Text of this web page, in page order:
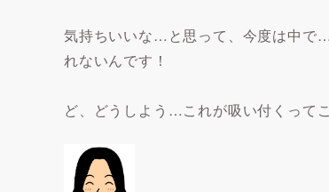
気持ちいいな…と思って、今度は中で
れないんです！
ど、どうしよう…これが吸い付くって